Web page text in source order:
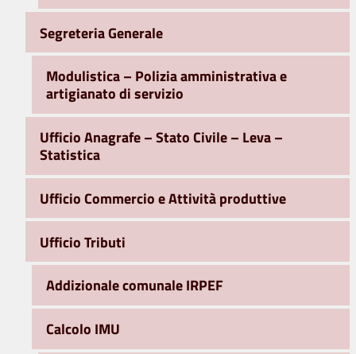
Segreteria Generale
Modulistica – Polizia amministrativa e
artigianato di servizio
Ufficio Anagrafe – Stato Civile – Leva –
Statistica
Ufficio Commercio e Attività produttive
Ufficio Tributi
Addizionale comunale IRPEF
Calcolo IMU